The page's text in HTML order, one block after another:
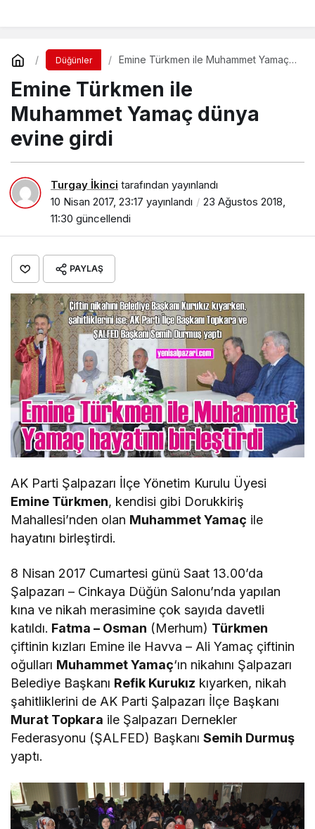
Düğünler
Emine Türkmen ile Muhammet Yamaç
Emine Türkmen ile
Muhammet Yamaç dünya
evine girdi
Turgay İkinci tarafından yayınlandı
10 Nisan 2017, 23:17 yayınlandı
23 Ağustos 2018,
11:30 güncellendi
PAYLAŞ
AK Parti Şalpazarı İlçe Yönetim Kurulu Üyesi
Emine Türkmen, kendisi gibi Dorukkiriş
Mahallesi’nden olan Muhammet Yamaç ile
hayatını birleştirdi.
8 Nisan 2017 Cumartesi günü Saat 13.00’da
Şalpazarı – Cinkaya Düğün Salonu’nda yapılan
kına ve nikah merasimine çok sayıda davetli
katıldı. Fatma – Osman (Merhum) Türkmen
çiftinin kızları Emine ile Havva – Ali Yamaç çiftinin
oğulları Muhammet Yamaç‘ın nikahını Şalpazarı
Belediye Başkanı Refik Kurukız kıyarken, nikah
şahitliklerini de AK Parti Şalpazarı İlçe Başkanı
Murat Topkara ile Şalpazarı Dernekler
Federasyonu (ŞALFED) BaşkanıSemih Durmuş
yaptı.